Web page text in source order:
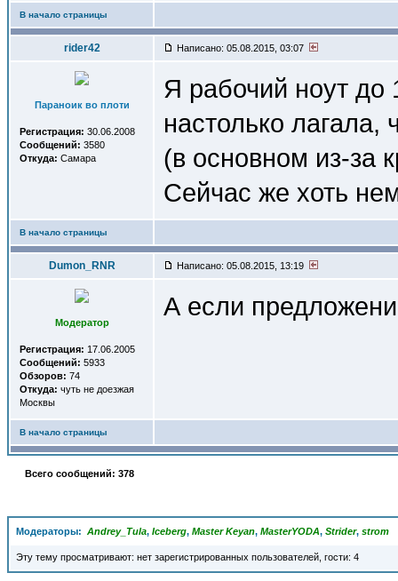
В начало страницы
rider42 Написано: 05.08.2015, 03:07
Параноик во плоти
Регистрация: 30.06.2008
Сообщений: 3580
Откуда: Самара
Я рабочий ноут до
настолько
(в основном из-за
Сейчас же хоть
В начало страницы
Dumon_RNR Написано: 05.08.2015, 13:19
Модератор
Регистрация: 17.06.2005
Сообщений: 5933
Обзоров: 74
Откуда: чуть не доезжая
Москвы
А если
В начало страницы
Всего сообщений: 378
Модераторы: Andrey_Tula, Iceberg, Master Keyan, MasterYODA, Strider, strom
Эту тему просматривают: нет зарегистрированных пользователей, гости: 4